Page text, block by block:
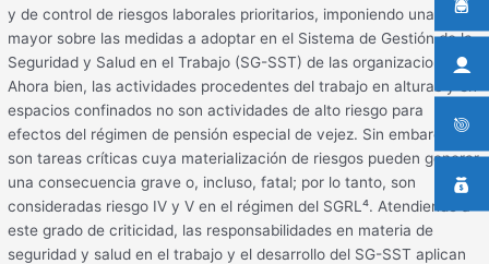
y de control de riesgos laborales prioritarios, imponiendo una carga
mayor sobre las medidas a adoptar en el Sistema de Gestión de la
Seguridad y Salud en el Trabajo (SG-SST) de las organizaciones³.
Ahora bien, las actividades procedentes del trabajo en alturas y en
espacios confinados no son actividades de alto riesgo para
efectos del régimen de pensión especial de vejez. Sin embargo,
son tareas críticas cuya materialización de riesgos pueden generar
una consecuencia grave o, incluso, fatal; por lo tanto, son
consideradas riesgo IV y V en el régimen del SGRL⁴. Atendiendo a
este grado de criticidad, las responsabilidades en materia de
seguridad y salud en el trabajo y el desarrollo del SG-SST aplican